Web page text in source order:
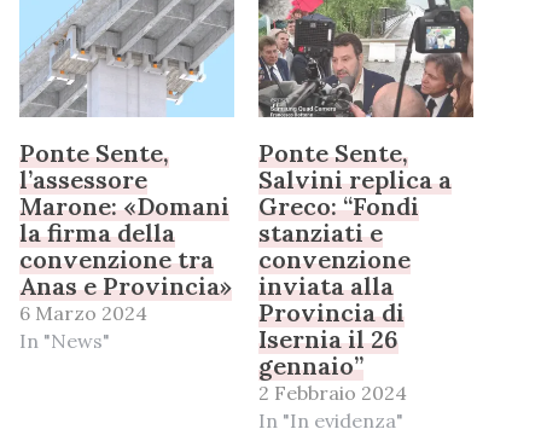
Ponte Sente,
l’assessore
Marone: «Domani
la firma della
convenzione tra
Anas e Provincia»
6 Marzo 2024
In "News"
Ponte Sente,
Salvini replica a
Greco: “Fondi
stanziati e
convenzione
inviata alla
Provincia di
Isernia il 26
gennaio”
2 Febbraio 2024
In "In evidenza"